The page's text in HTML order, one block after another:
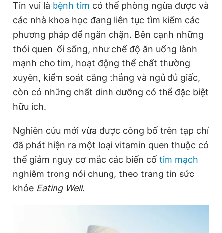
Tiện ích Bạn cần biết
Thông tin tòa soạn Liên hệ quảng cáo
Đọc Thanh Niên trên điện thoại
Liên hệ quảng cáo
Tin vui là bệnh tim có thể phòng ngừa được và
các nhà khoa học đang liên tục tìm kiếm các
phương pháp để ngăn chặn. Bên cạnh những
thói quen lối sống, như chế độ ăn uống lành
mạnh cho tim, hoạt động thể chất thường
xuyên, kiểm soát căng thẳng và ngủ đủ giấc,
còn có những chất dinh dưỡng có thể đặc biệt
hữu ích.
Nghiên cứu mới vừa được công bố trên tạp chí
đã phát hiện ra một loại vitamin quen thuộc có
thể giảm nguy cơ mắc các biến cố tim mạch
nghiêm trọng nói chung, theo trang tin sức
khỏe Eating Well.